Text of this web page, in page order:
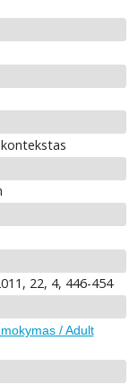
22, 4, 446-454
/ Adult